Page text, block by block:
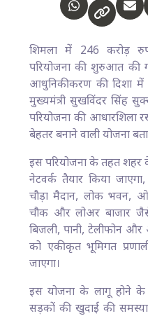
शिमला में 246 करोड़
परियोजना की शुरुआत
आधुनिकीकरण की दिशा में
मुख्यमंत्री सुखविंदर सिंह
परियोजना की आधारशिला
बेहतर बनाने वाली योजना
इस परियोजना के तहत शहर
नेटवर्क तैयार किया
चौड़ा मैदान, लोक भवन,
चौक और लोअर बाजार
बिजली, पानी, टेलीफोन
को एकीकृत भूमिगत
जाएगा।
इस योजना के लागू होने के
सड़कों की खुदाई की